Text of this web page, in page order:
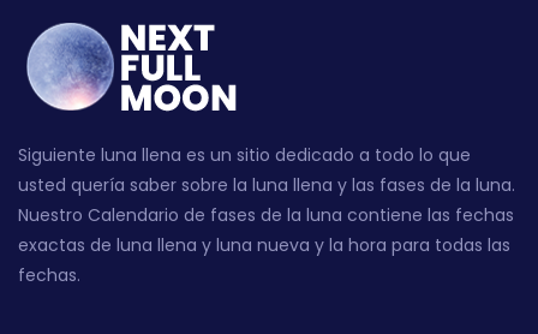
Siguiente luna llena es un sitio dedicado a todo lo que
usted quería saber sobre la luna llena y las fases de la luna.
Nuestro Calendario de fases de la luna contiene las fechas
exactas de luna llena y luna nueva y la hora para todas las
fechas.